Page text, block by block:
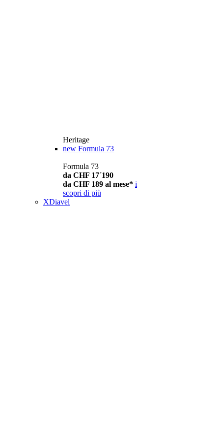
Heritage
new Formula 73
Formula 73
da CHF 17´190
da CHF 189 al mese* i
scopri di più
XDiavel